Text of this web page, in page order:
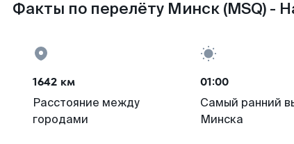
Факты по перелёту Минск (MSQ) -
1642 км
Расстояние между
городами
01:00
Самый ранний
Минска